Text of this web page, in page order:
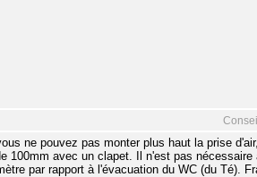
ne pouvez pas monter plus haut la prise
100mm avec un clapet. Il n'est pas nécessaire
par rapport à l'évacuation du WC (du Té).